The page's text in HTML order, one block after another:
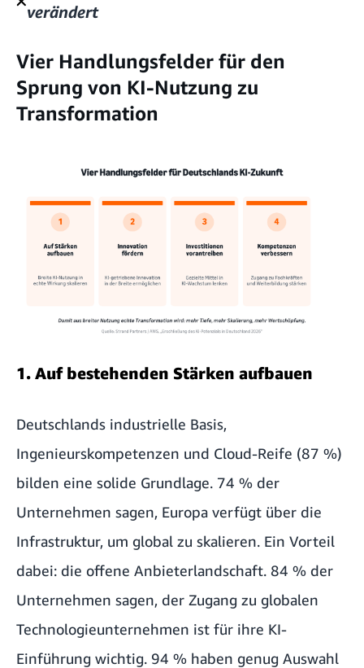
verändert
Vier Handlungsfelder für den
Sprung von KI-Nutzung zu
Transformation
1. Auf bestehenden Stärken aufbauen
Deutschlands industrielle Basis,
Ingenieurskompetenzen und Cloud-Reife (87 %)
bilden eine solide Grundlage. 74 % der
Unternehmen sagen, Europa verfügt über die
Infrastruktur, um global zu skalieren. Ein Vorteil
dabei: die offene Anbieterlandschaft. 84 % der
Unternehmen sagen, der Zugang zu globalen
Technologieunternehmen ist für ihre KI-
Einführung wichtig. 94 % haben genug Auswahl